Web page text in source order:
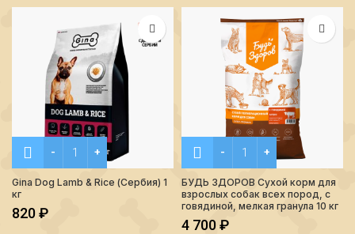
Количество Gina Dog Lamb & Rice (Сербия) 1 кг
Gina Dog Lamb & Rice (Сербия) 1
кг
820₽
Количество БУДЬ ЗДОРОВ
БУДЬ ЗДОРОВ Сухой корм для
взрослых собак всех пород, с
говядиной, мелкая гранула 10 кг
4 700₽